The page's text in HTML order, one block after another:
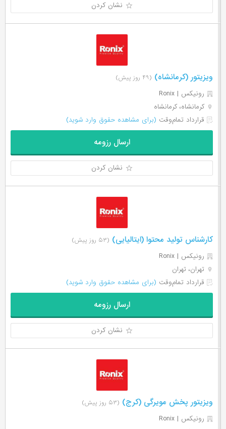
نشان کردن
ویزیتور (کرمانشاه) (۴۹ روز پیش)
رونیکس | Ronix
کرمانشاه، کرمانشاه
قرارداد تمام‌وقت (برای مشاهده حقوق وارد شوید)
ارسال رزومه
نشان کردن
کارشناس تولید محتوا (ایتالیایی) (۵۳ روز پیش)
رونیکس | Ronix
تهران، تهران
قرارداد تمام‌وقت (برای مشاهده حقوق وارد شوید)
ارسال رزومه
نشان کردن
ویزیتور پخش مویرگی (کرج) (۵۳ روز پیش)
رونیکس | Ronix